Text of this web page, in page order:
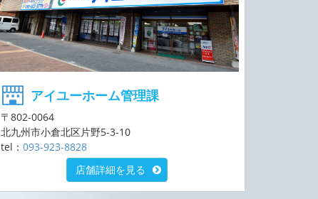
アイユーホーム管理課
〒802-0064
北九州市小倉北区片野5-3-10
tel： 093-923-8828
店舗詳細を見る